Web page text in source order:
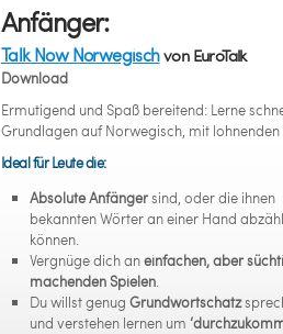
Anfänger:
Talk Now Norwegischvon EuroTalk
Download
Ermutigend und Spaß bereitend: Lerne
Grundlagen auf Norwegisch, mit lohnenden
Ideal für Leute die:
Absolute Anfängersind, oder die ihnen
bekannten Wörter an einer Hand
können.
Vergnüge dich aneinfachen, aber
machenden Spielen.
Du willst genug Grundwortschatz
und verstehen lernen um